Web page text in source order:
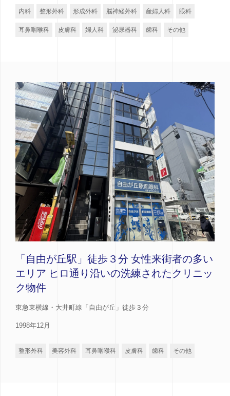
内科 整形外科 形成外科 脳神経外科 産婦人科 眼科
耳鼻咽喉科 皮膚科 婦人科 泌尿器科 歯科 その他
「自由が丘駅」徒歩３分 女性来街者の多い
エリア ヒロ通り沿いの洗練されたクリニッ
ク物件
東急東横線・大井町線「自由が丘」徒歩３分
1998年12月
整形外科 美容外科 耳鼻咽喉科 皮膚科 歯科 その他